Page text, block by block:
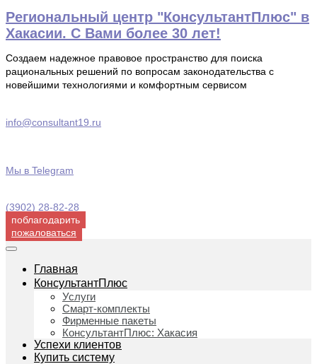
Перейти
к
содержимому
Региональный центр "КонсультантПлюс" в
Хакасии. С Вами более 30 лет!
Создаем надежное правовое пространство для поиска
рациональных решений по вопросам законодательства с
новейшими технологиями и комфортным сервисом
info@consultant19.ru
Мы в Telegram
(3902) 28-82-28
поблагодарить
пожаловаться
Главная
КонсультантПлюс
Услуги
Смарт-комплекты
Фирменные пакеты
КонсультантПлюс: Хакасия
Успехи клиентов
Купить систему